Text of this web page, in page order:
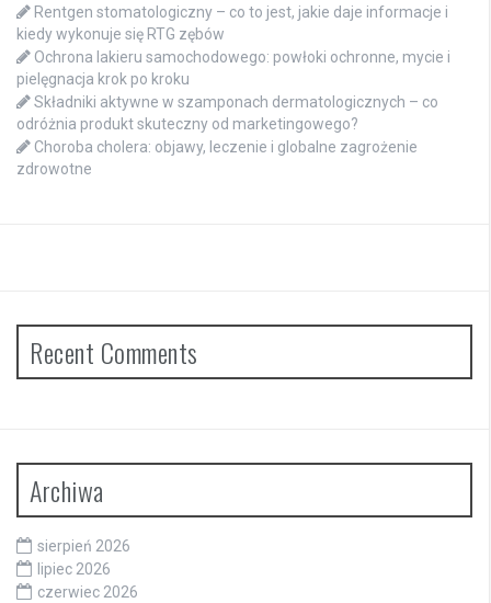
Rentgen stomatologiczny – co to jest, jakie daje informacje i
kiedy wykonuje się RTG zębów
Ochrona lakieru samochodowego: powłoki ochronne, mycie i
pielęgnacja krok po kroku
Składniki aktywne w szamponach dermatologicznych – co
odróżnia produkt skuteczny od marketingowego?
Choroba cholera: objawy, leczenie i globalne zagrożenie
zdrowotne
Recent Comments
Archiwa
sierpień 2026
lipiec 2026
czerwiec 2026